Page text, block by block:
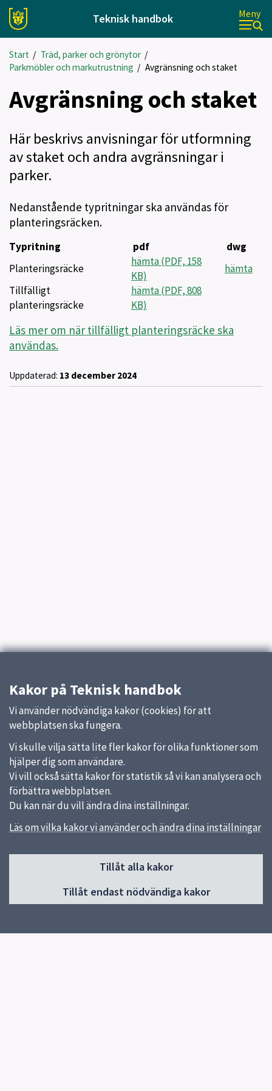
Teknisk handbok Meny
Start / Träd, parker och grönytor/
Parkmöbler och markutrustning / Avgränsning och staket
Avgränsning och staket
Här beskrivs anvisningar för utformning
av staket och andra avgränsningar i
parker.
Nedanstående typritningar ska användas för
planteringsräcken.
Typritning pdf
dwg
Planteringsräcke
hämta (PDF, 158
KB)
hämta
Tillfälligt
planteringsräcke
hämta (PDF, 808
KB)
Läs mer om när tillfälligt planteringsräcke ska
användas.
Uppdaterad: 13 december 2024
Kakor på Teknisk handbok
Vi använder nödvändiga kakor (cookies) för att
webbplatsen ska fungera.
Vi skulle vilja sätta lite fler kakor för olika funktioner som
hjälper dig som användare.
Vi vill också sätta kakor för statistik så vi kan analysera och
förbättra webbplatsen.
Du kan när du vill ändra dina inställningar.
Läs om vilka kakor vi använder och ändra dina inställningar
Tillåt alla kakor
Tillåt endast nödvändiga kakor
Sidfot
Inledning och innehåll